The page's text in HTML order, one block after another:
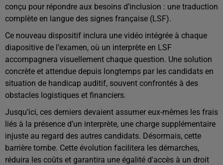
conçu pour répondre aux besoins d’inclusion : une traduction
complète en langue des signes française (LSF).
Ce nouveau dispositif inclura une vidéo intégrée à chaque
diapositive de l’examen, où un interprète en LSF
accompagnera visuellement chaque question. Une solution
concrète et attendue depuis longtemps par les candidats en
situation de handicap auditif, souvent confrontés à des
obstacles logistiques et financiers.
Jusqu’ici, ces derniers devaient assumer eux-mêmes les frais
liés à la présence d’un interprète, une charge supplémentaire
injuste au regard des autres candidats. Désormais, cette
barrière tombe. Cette évolution facilitera les démarches,
réduira les coûts et garantira une égalité d'accès à un droit